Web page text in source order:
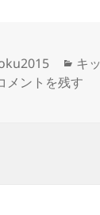
カ
テ
キ
I like your cut
メントを残す